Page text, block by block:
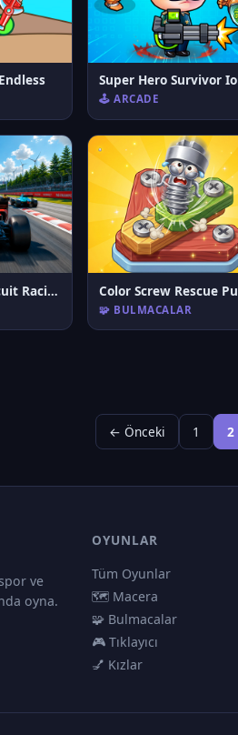
Super Hero Survivor Io
🕹️ ARCADE
Formula Car Circuit Racing
🧩 BULMACALAR
← Önceki 1 2
ve
oyna.
OYUNLAR
Tüm Oyunlar
🗺️ Macera
🧩 Bulmacalar
🎮 Tıklayıcı
💅 Kızlar